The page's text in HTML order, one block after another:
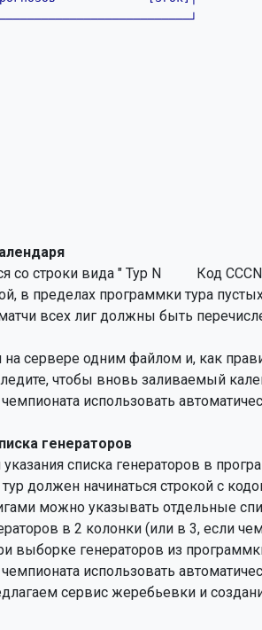
строки вида " Тур N          Код
в пределах программки тура
всех лиг должны быть
сервере одним файлом и, как
чтобы вновь заливаемый
использовать
генераторов
списка генераторов в
должен начинаться строкой с
можно указывать отдельные
в 2 колонки (или в 3, если
выборке генераторов из
использовать
сервис жеребьевки и